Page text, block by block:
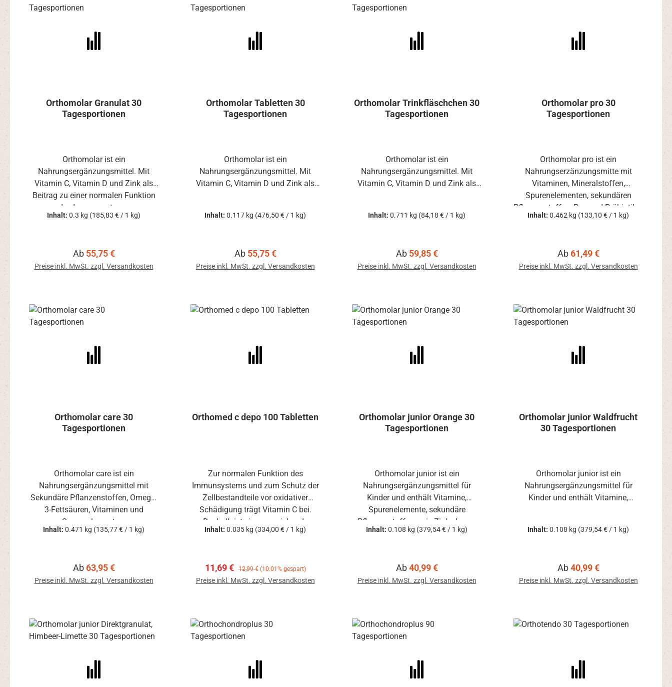
Orthomolar Granulat 30
Tagesportionen
Orthomolar ist ein
Nahrungsergänzungsmittel. Mit
Vitamin C, Vitamin D und Zink als
Beitrag zu einer normalen Funktion
des Immunsystems.
Inhalt: 0.3 kg (185,83 € / 1 kg)
Regulärer Preis:
Ab 55,75 €
Preise inkl. MwSt. zzgl. Versandkosten
Orthomolar Tabletten 30
Tagesportionen
Orthomolar ist ein
Nahrungsergänzungsmittel. Mit
Vitamin C, Vitamin D und Zink als
Inhalt: 0.117 kg (476,50 € / 1 kg)
Regulärer Preis:
Ab 55,75 €
Preise inkl. MwSt. zzgl. Versandkosten
Orthomolar Trinkfläschchen 30
Tagesportionen
Orthomolar ist ein
Nahrungsergänzungsmittel. Mit
Vitamin C, Vitamin D und Zink als
Inhalt: 0.711 kg (84,18 € / 1 kg)
Regulärer Preis:
Ab 59,85 €
Preise inkl. MwSt. zzgl. Versandkosten
Orthomolar pro 30
Tagesportionen
Orthomolar pro ist ein
Nahrungserzänzungsmitte mit
Vitaminen, Mineralstoffen,
Spurenelementen, sekundären
Pflanzenstoffen, Pro- und Präbiotika.
Inhalt: 0.462 kg (133,10 € / 1 kg)
Regulärer Preis:
Ab61,49 €
Preise inkl. MwSt. zzgl. Versandkosten
Orthomolar care 30
Tagesportionen
Orthomolar care ist ein
Nahrungsergänzungsmittel mit
Sekundäre Pflanzenstoffen, Omega-
3-Fettsäuren, Vitaminen und
Spurenelementen.
Inhalt: 0.471 kg (135,77 € / 1 kg)
Regulärer Preis:
Ab63,95 €
Preise inkl. MwSt. zzgl. Versandkosten
Orthomed c depo 100 Tabletten
Zur normalen Funktion des
Immunsystems und zum Schutz der
Zellbestandteile vor oxidativer
Schädigung trägt Vitamin C bei.
Deshalb ist eine ausreichende
Versorgung äußerst wichtig.
Inhalt: 0.035 kg (334,00 € / 1 kg)
Verkaufspreis:
11,69 € Regulärer Preis:
12,99 € (10.01% gespart)
Preise inkl. MwSt. zzgl. Versandkosten
In den Warenkorb
Orthomolar junior Orange 30
Tagesportionen
Orthomolar junior ist ein
Nahrungsergänzungsmittel für
Kinder und enthält Vitamine,
Spurenelemente, sekundäre
Pflanzenstoffe sowie Zink, das zu
einer normalen Funktion des
Inhalt: 0.108 kg (379,54 € / 1 kg)
Regulärer Preis:
Ab40,99 €
Preise inkl. MwSt. zzgl. Versandkosten
Orthomolar junior Waldfrucht
30 Tagesportionen
Orthomolar junior ist ein
Nahrungsergänzungsmittel für
Kinder und enthält Vitamine,
einer normalen Funktion des
Inhalt: 0.108 kg (379,54 € / 1 kg)
Regulärer Preis:
Ab40,99 €
Preise inkl. MwSt. zzgl. Versandkosten